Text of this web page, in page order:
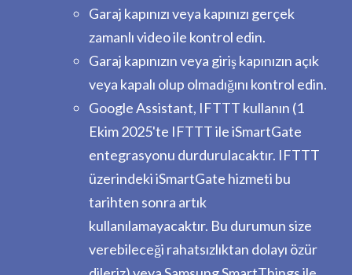
Garaj kapınızı veya kapınızı gerçek
zamanlı video ile kontrol edin.
Garaj kapınızın veya giriş kapınızın açık
veya kapalı olup olmadığını kontrol edin.
Google Assistant, IFTTT kullanın (1
Ekim 2025'te IFTTT ile iSmartGate
entegrasyonu durdurulacaktır. IFTTT
üzerindeki iSmartGate hizmeti bu
tarihten sonra artık
kullanılamayacaktır. Bu durumun size
verebileceği rahatsızlıktan dolayı özür